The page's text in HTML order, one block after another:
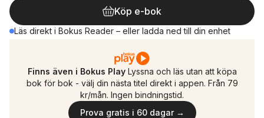
Köp e-bok
Läs direkt i Bokus Reader – eller ladda ned till din enhet
Finns även i Bokus Play Lyssna och läs utan att köpa
bok för bok - välj din nästa titel direkt i appen. Från 79
kr/mån. Ingen bindningstid.
Prova gratis i 60 dagar →